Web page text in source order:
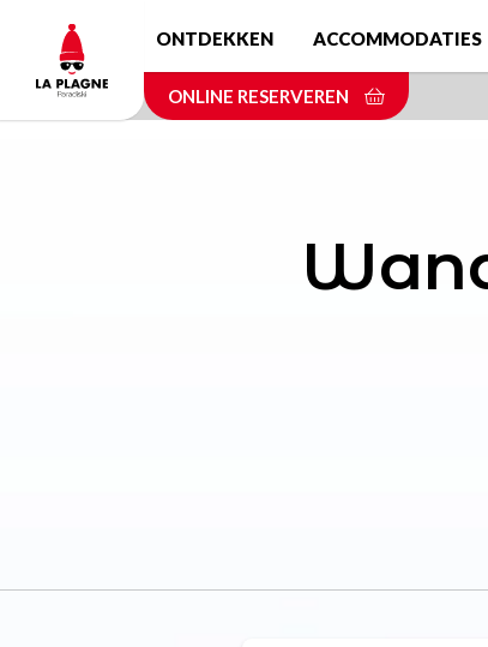
content
ONTDEKKEN ACCOMMODATIES
ONLINE RESERVEREN